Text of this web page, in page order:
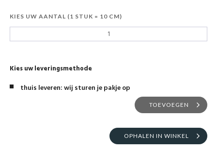
KIES UW AANTAL (1 STUK = 10 CM)
Kies uw leveringsmethode
thuis leveren: wij sturen je pakje op
TOEVOEGEN
OPHALEN IN WINKEL